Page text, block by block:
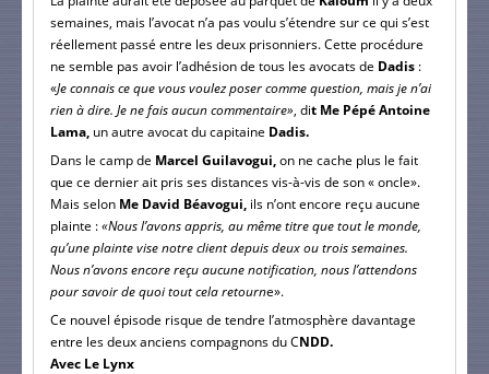
semaines, mais l’avocat n’a pas voulu s’étendre sur ce qui s’est
réellement passé entre les deux prisonniers. Cette procédure
ne semble pas avoir l’adhésion de tous les avocats de Dadis :
«Je connais ce que vous voulez poser comme question, mais je n’ai
rien à dire. Je ne fais aucun commentaire», dit Me Pépé Antoine
Lama, un autre avocat du capitaine Dadis.
Dans le camp de Marcel Guilavogui,on ne cache plus le fait
que ce dernier ait pris ses distances vis-à-vis de son « oncle».
Mais selon Me David Béavogui, ils n’ont encore reçu aucune
plainte :«Nous l’avons appris, au même titre que tout le monde,
qu’une plainte vise notre client depuis deux ou trois semaines.
Nous n’avons encore reçu aucune notification, nous l’attendons
pour savoir de quoi tout cela retourne».
Ce nouvel épisode risque de tendre l’atmosphère davantage
entre les deux anciens compagnons du CNDD.
Avec Le Lynx